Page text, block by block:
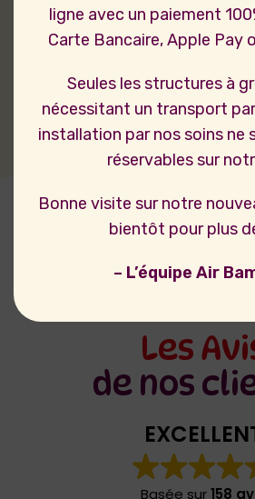
ligne avec un paiement
Carte Bancaire, Apple Pay
Seules les structures à
nécessitant un transport
installation par nos soins ne
réservables sur
Bonne visite sur notre
bientôt pour plus
– L’équipe Air
Les
de nos
Basée sur158